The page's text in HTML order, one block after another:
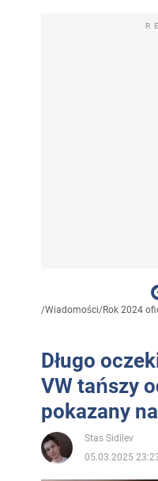
/Wiadomości/Rok 2024
Długo
VW tańszy
pokazany
Stas Sidilev
05.03.2025